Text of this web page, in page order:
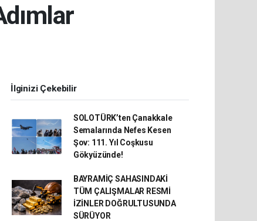
İlginizi Çekebilir
SOLOTÜRK’ten Çanakkale
Semalarında Nefes Kesen
Şov: 111. Yıl Coşkusu
Gökyüzünde!
BAYRAMİÇ SAHASINDAKİ
TÜM ÇALIŞMALAR RESMİ
İZİNLER DOĞRULTUSUNDA
SÜRÜYOR